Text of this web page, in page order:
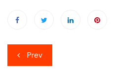
เมนูPrev